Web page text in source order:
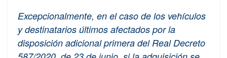
Excepcionalmente, en el caso de los vehículos
y destinatarios últimos afectados por la
disposición adicional primera del Real Decreto